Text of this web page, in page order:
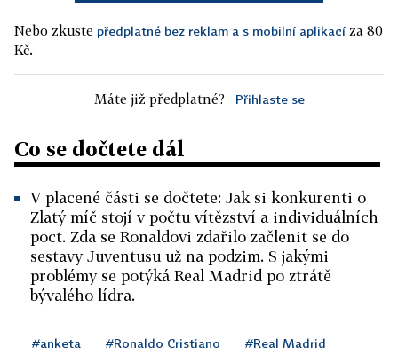
Nebo zkuste předplatné bez reklam a s mobilní aplikací za 80
Kč.
Máte již předplatné? Přihlaste se
Co se dočtete dál
V placené části se dočtete: Jak si konkurenti o
Zlatý míč stojí v počtu vítězství a individuálních
poct. Zda se Ronaldovi zdařilo začlenit se do
sestavy Juventusu už na podzim. S jakými
problémy se potýká Real Madrid po ztrátě
bývalého lídra.
#anketa #Ronaldo Cristiano #Real Madrid